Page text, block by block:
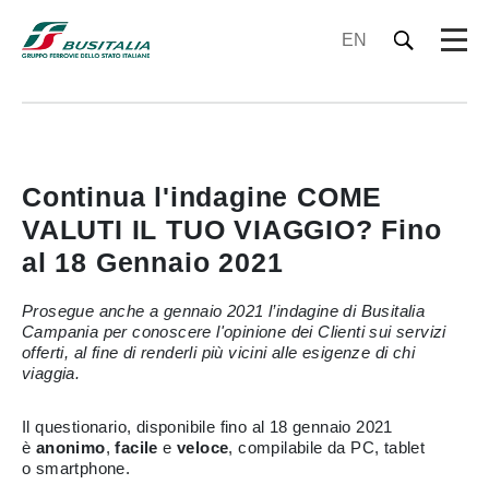
EN
Continua l'indagine COME
VALUTI IL TUO VIAGGIO? Fino
al 18 Gennaio 2021
Prosegue anche a gennaio 2021 l’indagine di Busitalia
Campania per conoscere l'opinione dei Clienti sui servizi
offerti, al fine di renderli più vicini alle esigenze di chi
viaggia.
Il questionario, disponibile fino al 18 gennaio 2021
è anonimo,facileeveloce, compilabile da PC, tablet
o smartphone.